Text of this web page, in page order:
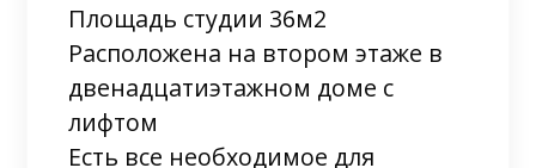
Площадь студии 36м2
Расположена на втором этаже в
двенадцатиэтажном доме с
лифтом
Есть все необходимое для